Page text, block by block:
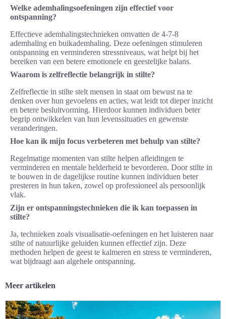
Welke ademhalingsoefeningen zijn effectief voor
ontspanning?
Effectieve ademhalingstechnieken omvatten de 4-7-8
ademhaling en buikademhaling. Deze oefeningen stimuleren
ontspanning en verminderen stressniveaus, wat helpt bij het
bereiken van een betere emotionele en geestelijke balans.
Waarom is zelfreflectie belangrijk in stilte?
Zelfreflectie in stilte stelt mensen in staat om bewust na te
denken over hun gevoelens en acties, wat leidt tot dieper inzicht
en betere besluitvorming. Hierdoor kunnen individuen beter
begrip ontwikkelen van hun levenssituaties en gewenste
veranderingen.
Hoe kan ik mijn focus verbeteren met behulp van stilte?
Regelmatige momenten van stilte helpen afleidingen te
verminderen en mentale helderheid te bevorderen. Door stilte in
te bouwen in de dagelijkse routine kunnen individuen beter
presteren in hun taken, zowel op professioneel als persoonlijk
vlak.
Zijn er ontspanningstechnieken die ik kan toepassen in
stilte?
Ja, technieken zoals visualisatie-oefeningen en het luisteren naar
stilte of natuurlijke geluiden kunnen effectief zijn. Deze
methoden helpen de geest te kalmeren en stress te verminderen,
wat bijdraagt aan algehele ontspanning.
Meer artikelen